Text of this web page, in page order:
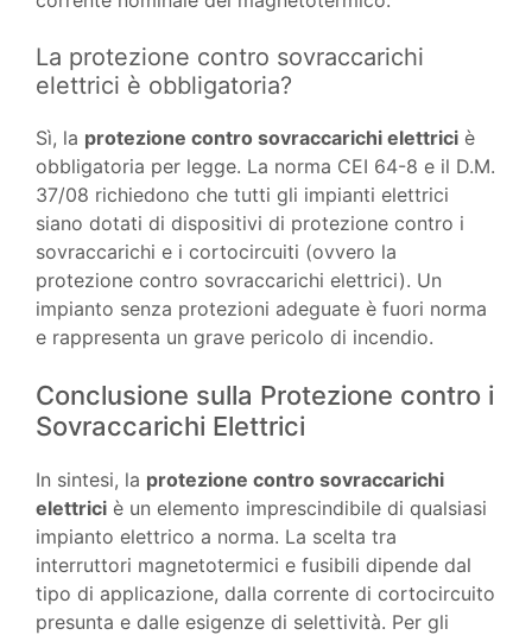
La protezione contro sovraccarichi
elettrici è obbligatoria?
Sì, la protezione contro sovraccarichi elettrici è
obbligatoria per legge. La norma CEI 64-8 e il D.M.
37/08 richiedono che tutti gli impianti elettrici
siano dotati di dispositivi di protezione contro i
sovraccarichi e i cortocircuiti (ovvero la
protezione contro sovraccarichi elettrici). Un
impianto senza protezioni adeguate è fuori norma
e rappresenta un grave pericolo di incendio.
Conclusione sulla Protezione contro i
Sovraccarichi Elettrici
In sintesi, la protezione contro sovraccarichi
elettrici è un elemento imprescindibile di qualsiasi
impianto elettrico a norma. La scelta tra
interruttori magnetotermici e fusibili dipende dal
tipo di applicazione, dalla corrente di cortocircuito
presunta e dalle esigenze di selettività. Per gli